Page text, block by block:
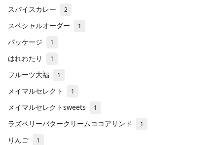
スパイスカレー 2
スペシャルオーダー 1
パッケージ 1
はれわたり 1
フルーツ大福 1
メイマルセレクト 1
メイマルセレクトsweets 1
ラズベリーバタークリームココアサンド 1
りんご 1